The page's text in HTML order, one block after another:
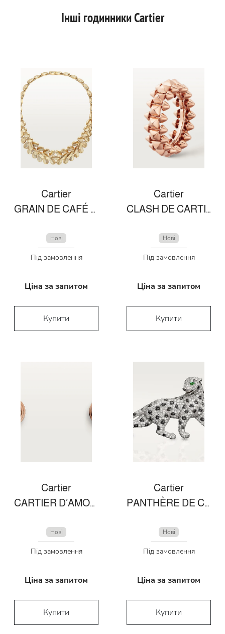
Інші годинники Cartier
Cartier
GRAIN DE CAFÉ NECKLACE
Нові
Під замовлення
Ціна за запитом
Купити
Cartier
CLASH DE CARTIER RING MEDIUM MODEL
Нові
Під замовлення
Ціна за запитом
Купити
Cartier
CARTIER D’AMOUR EARRINGS, SMALL MODEL
Нові
Під замовлення
Ціна за запитом
Купити
Cartier
PANTHÈRE DE CARTIER BROOCH
Нові
Під замовлення
Ціна за запитом
Купити